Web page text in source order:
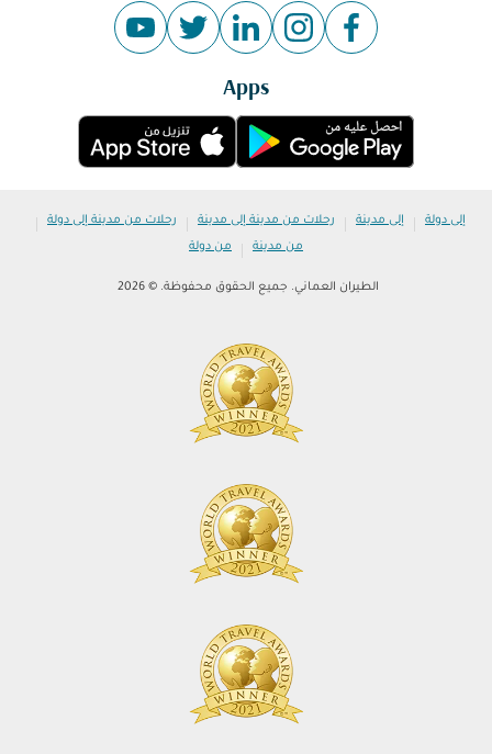
Apps
إلى دولة | إلى مدينة | رحلات من مدينة إلى مدينة | رحلات من مدينة إلى دولة |
من مدينة | من دولة
الطيران العماني. جميع الحقوق محفوظة. © 2026